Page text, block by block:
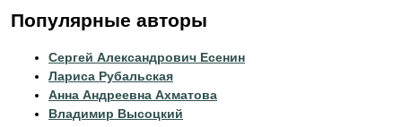
Популярные авторы
Сергей Александрович Есенин
Лариса Рубальская
Анна Андреевна Ахматова
Владимир Высоцкий